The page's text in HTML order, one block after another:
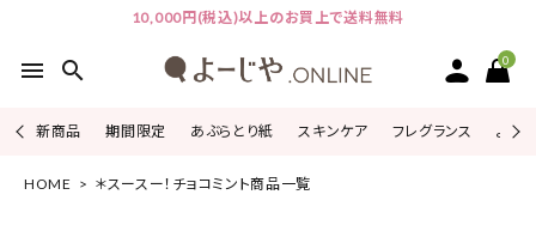
10,000円(税込)以上のお買上で送料無料
menu search 0
新商品 期間限定 あぶらとり紙 スキンケア フレグランス よじ
ACCOUNT MENU
HOME ＊スースー！チョコミント商品一覧